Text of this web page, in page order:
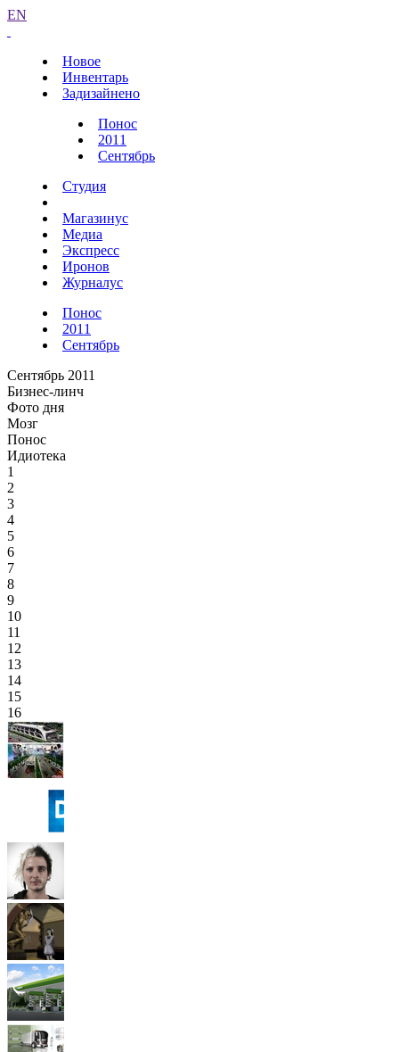
EN
Новое
Инвентарь
Задизайнено
Понос
2011
Сентябрь
Студия
Магазинус
Медиа
Экспресс
Иронов
Журналус
Понос
2011
Сентябрь
Сентябрь 2011
Бизнес-линч
Фото дня
Мозг
Понос
Идиотека
1
2
3
4
5
6
7
8
9
10
11
12
13
14
15
16